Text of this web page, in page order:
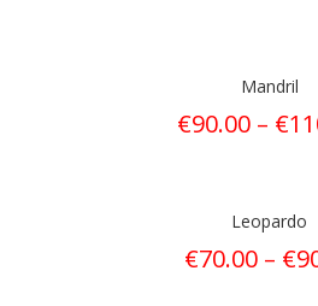
Mandril
€90.00 – €
Leopardo
€70.00– €